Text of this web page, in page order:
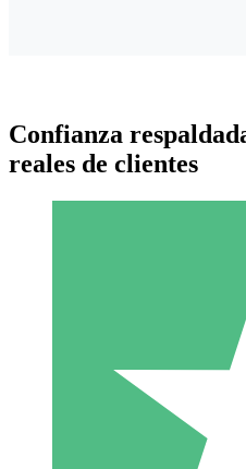
Paquetes de
Paga según el uso con
Confianza
reales de clientes